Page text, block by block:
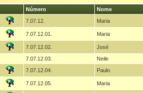
Número
Nome
7.07.12.
Maria
7.07.12.01. Maria
7.07.12.02.
José
7.07.12.03.
Neile
7.07.12.04.
Paulo
7.07.12.05. Maria